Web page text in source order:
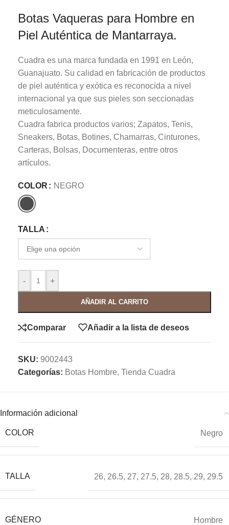
Botas Vaqueras para Hombre en
Piel Auténtica de Mantarraya.
Cuadra es una marca fundada en 1991 en León,
Guanajuato. Su calidad en fabricación de productos
de piel auténtica y exótica es reconocida a nivel
internacional ya que sus pieles son seccionadas
meticulosamente.
Cuadra fabrica productos varios; Zapatos, Tenis,
Sneakers, Botas, Botines, Chamarras, Cinturones,
Carteras, Bolsas, Documenteras, entre otros
artículos.
COLOR NEGRO
TALLA
- +
AÑADIR AL CARRITO
Comparar Añadir a la lista de deseos
SKU: 9002443
Categorías: Botas Hombre, Tienda Cuadra
Información adicional
COLOR Negro
TALLA 26, 26.5, 27, 27.5, 28, 28.5, 29, 29.5
GÉNERO Hombre